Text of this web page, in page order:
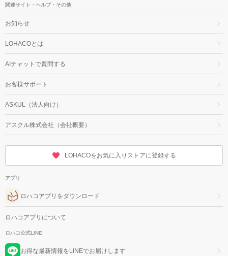
関連サイト・ヘルプ・その他
お知らせ
LOHACOとは
AIチャットで質問する
お客様サポート
ASKUL（法人向け）
アスクル株式会社（会社概要）
LOHACOをお気に入りストアに登録する
アプリ
ロハコアプリをダウンロード
ロハコアプリについて
ロハコ公式LINE
お得な最新情報をLINEでお届けします